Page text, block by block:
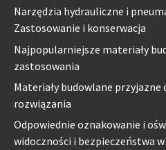
Narzędzia hydrauliczne i
Zastosowanie i konserwacja
Najpopularniejsze materiały
zastosowania
Materiały budowlane
rozwiązania
Odpowiednie oznakowanie i
widoczności i bezpieczeństwa